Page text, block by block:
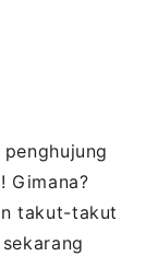
Gimana?
takut-takut